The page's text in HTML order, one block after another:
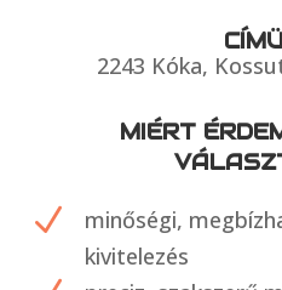
2243 Kóka,
MIÉRT
N
minőségi,
kivitelezés